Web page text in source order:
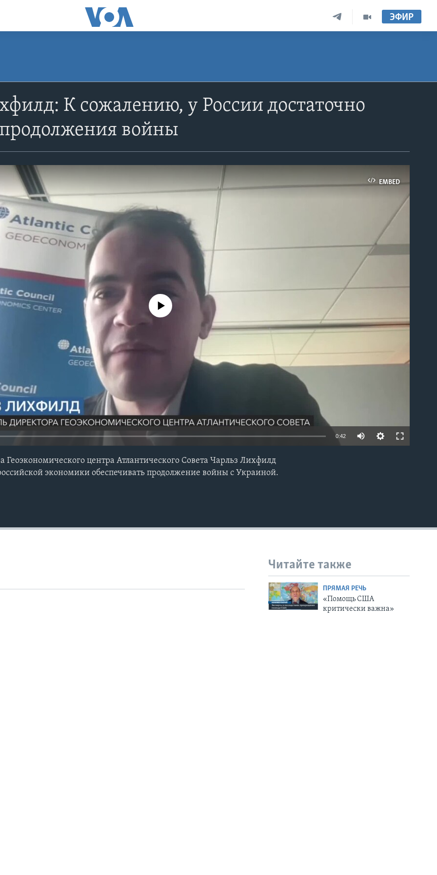
ЭФИР
К сожалению, у России достаточно
войны
EMBED
No media source currently available
0:42
Геоэкономического центра Атлантического Совета Чарльз Лихфилд
экономики обеспечивать продолжение войны с Украиной.
Читайте также
ПРЯМАЯ РЕЧЬ
«Помощь США
критически важна»